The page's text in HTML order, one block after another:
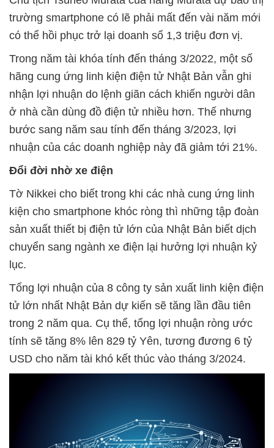
trường smartphone có lẽ phải mất đến vài năm mới
có thể hồi phục trở lại doanh số 1,3 triệu đơn vị.
Trong năm tài khóa tính đến tháng 3/2022, một số
hãng cung ứng linh kiện điện tử Nhật Bản vẫn ghi
nhận lợi nhuận do lệnh giãn cách khiến người dân
ở nhà cần dùng đồ điện tử nhiều hơn. Thế nhưng
bước sang năm sau tính đến tháng 3/2023, lợi
nhuận của các doanh nghiệp này đã giảm tới 21%.
Đổi đời nhờ xe điện
Tờ Nikkei cho biết trong khi các nhà cung ứng linh
kiện cho smartphone khóc ròng thì những tập đoàn
sản xuất thiết bị điện tử lớn của Nhật Bản biết dịch
chuyển sang ngành xe điện lại hưởng lợi nhuận kỷ
lục.
Tổng lợi nhuận của 8 công ty sản xuất linh kiện điện
tử lớn nhất Nhật Bản dự kiến sẽ tăng lần đầu tiên
trong 2 năm qua. Cụ thể, tổng lợi nhuận ròng ước
tính sẽ tăng 8% lên 829 tỷ Yên, tương đương 6 tỷ
USD cho năm tài khó kết thúc vào tháng 3/2024.